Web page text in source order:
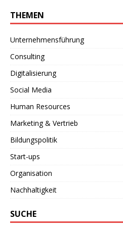
THEMEN
Unternehmensführung
Consulting
Digitalisierung
Social Media
Human Resources
Marketing & Vertrieb
Bildungspolitik
Start-ups
Organisation
Nachhaltigkeit
SUCHE